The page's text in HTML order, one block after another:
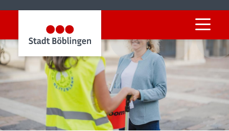
Startseite
Mobilität & Klima
Klima & Nachhaltigkeit
BlitzBlank
Böblingen BlitzBlank